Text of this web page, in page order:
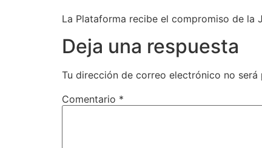
La Plataforma recibe el compromiso de la
Deja una respuesta
Tu dirección de correo electrónico no será
Comentario *